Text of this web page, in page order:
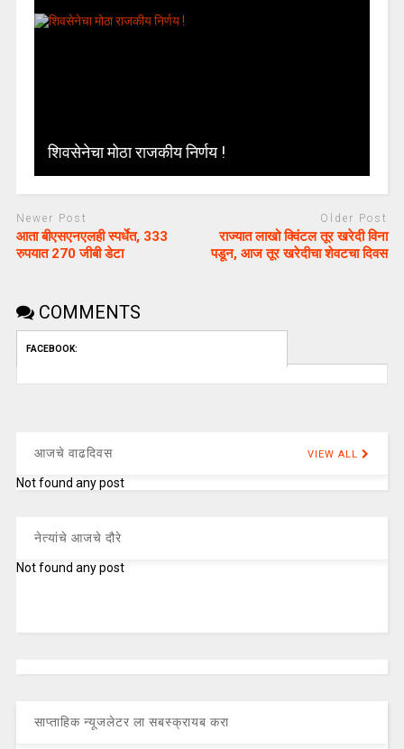
शिवसेनेचा मोठा राजकीय निर्णय !
Newer Post
आता बीएसएनएलही स्पर्धेत, 333
रुपयात 270 जीबी डेटा
Older Post
राज्यात लाखो क्विंटल तूर खरेदी विना
पडून, आज तूर खरेदीचा शेवटचा दिवस
COMMENTS
FACEBOOK:
आजचे वाढदिवस VIEW ALL
Not found any post
नेत्यांचे आजचे दौरे
Not found any post
साप्ताहिक न्यूजलेटर ला सबस्क्रायब करा